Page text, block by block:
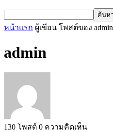
หน้าแรก ผู้เขียน โพสต์ของ admin
admin
130 โพสต์ 0 ความคิดเห็น